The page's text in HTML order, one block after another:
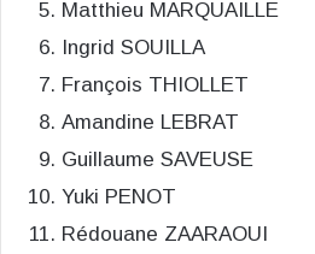
Matthieu MARQUAILLE
Ingrid SOUILLA
François THIOLLET
Amandine LEBRAT
Guillaume SAVEUSE
Yuki PENOT
Rédouane ZAARAOUI